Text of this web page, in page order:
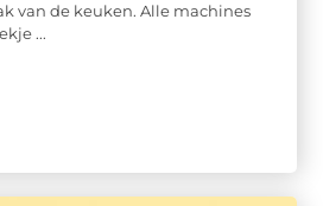
van de keuken. Alle machines
...